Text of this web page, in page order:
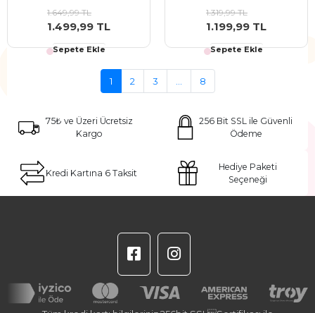
1.649,99 TL
1.499,99 TL
Sepete Ekle
1.319,99 TL
1.199,99 TL
Sepete Ekle
1 2 3 8
75₺ ve Üzeri Ücretsiz
Kargo
256 Bit SSL ile Güvenli
Ödeme
Kredi Kartına 6 Taksit
Hediye Paketi
Seçeneği